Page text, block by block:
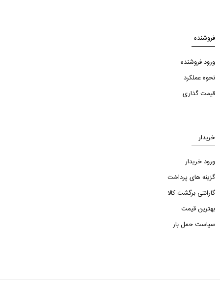
فروشنده
ورود فروشنده
نحوه عملکرد
قیمت گذاری
خریدار
ورود خریدار
گزینه های پرداخت
گارانتی برگشت کالا
بهترین قیمت
سیاست حمل بار